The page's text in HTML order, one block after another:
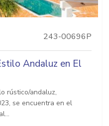
243-00696P
Andaluz en El
rústico/andaluz,
se encuentra en el